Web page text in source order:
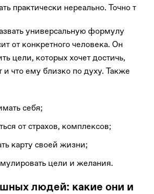
практически нереально. Точно т
универсальную формулу
от конкретного человека. Он
цели, которых хочет достичь,
и что ему близко по духу. Также
себя;
от страхов, комплексов;
карту своей жизни;
цели и желания.
людей: какие они и